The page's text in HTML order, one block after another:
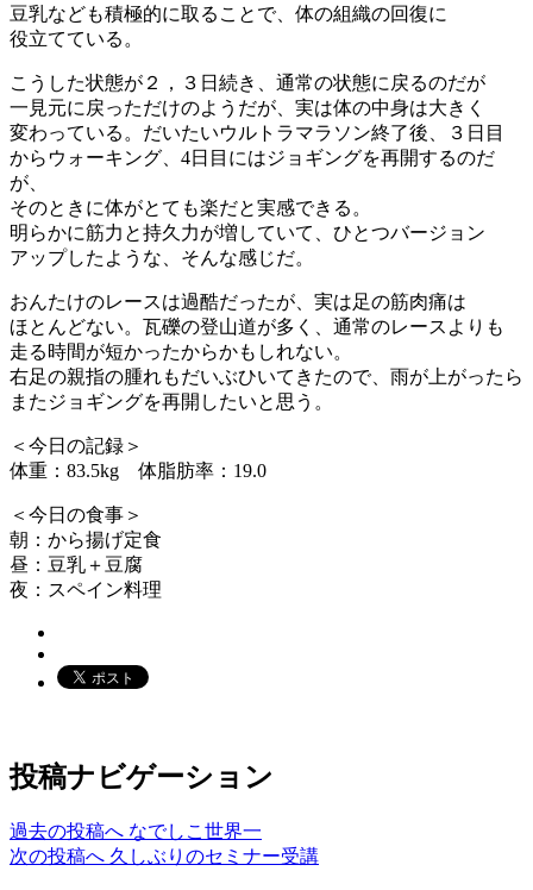
豆乳なども積極的に取ることで、体の組織の回復に
役立てている。
こうした状態が２，３日続き、通常の状態に戻るのだが
一見元に戻っただけのようだが、実は体の中身は大きく
変わっている。だいたいウルトラマラソン終了後、３日目
からウォーキング、4日目にはジョギングを再開するのだ
が、
そのときに体がとても楽だと実感できる。
明らかに筋力と持久力が増していて、ひとつバージョン
アップしたような、そんな感じだ。
おんたけのレースは過酷だったが、実は足の筋肉痛は
ほとんどない。瓦礫の登山道が多く、通常のレースよりも
走る時間が短かったからかもしれない。
右足の親指の腫れもだいぶひいてきたので、雨が上がったら
またジョギングを再開したいと思う。
＜今日の記録＞
体重：83.5kg 体脂肪率：19.0
＜今日の食事＞
朝：から揚げ定食
昼：豆乳＋豆腐
夜：スペイン料理
投稿ナビゲーション
過去の投稿へ なでしこ世界一
次の投稿へ 久しぶりのセミナー受講